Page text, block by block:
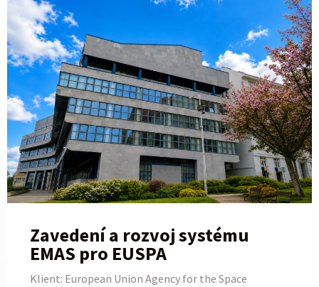
Zavedení a rozvoj systému
EMAS pro EUSPA
Klient: European Union Agency for the Space